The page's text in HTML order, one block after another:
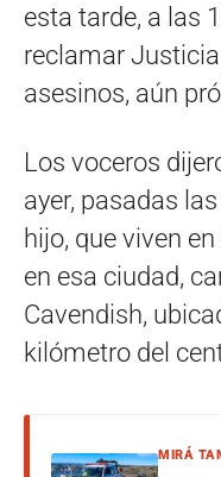
esta tarde, a las
reclamar
asesinos, aún
Los voceros
ayer, pasadas
hijo, que viven
en esa ciudad,
Cavendish,
kilómetro del
MIRÁ